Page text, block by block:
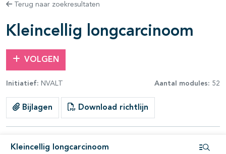
Terug naar zoekresultaten
Kleincellig longcarcinoom
VOLGEN
Initiatief: NVALT Aantal modules: 52
Bijlagen Download richtlijn
Kleincellig longcarcinoom
open- en dichtklappen
open- en dichtklappen
open- en dichtklappen
open- en dichtklappen